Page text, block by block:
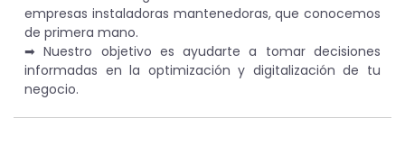
empresas instaladoras mantenedoras, que conocemos
de primera mano.
➡︎ Nuestro objetivo es ayudarte a tomar decisiones
informadas en la optimización y digitalización de tu
negocio.